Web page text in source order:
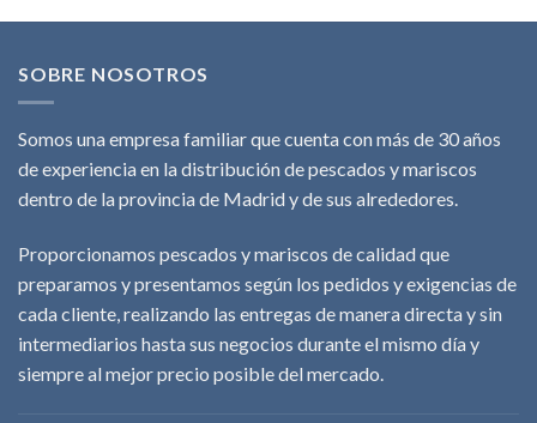
SOBRE NOSOTROS
Somos una empresa familiar que cuenta con más de 30 años
de experiencia en la distribución de pescados y mariscos
dentro de la provincia de Madrid y de sus alrededores.
Proporcionamos pescados y mariscos de calidad que
preparamos y presentamos según los pedidos y exigencias de
cada cliente, realizando las entregas de manera directa y sin
intermediarios hasta sus negocios durante el mismo día y
siempre al mejor precio posible del mercado.